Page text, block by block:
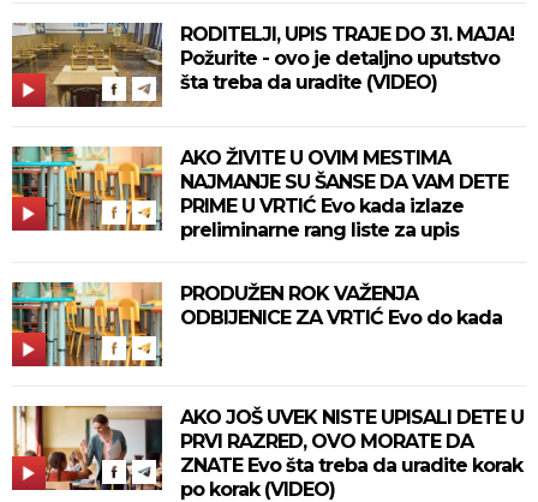
RODITELJI, UPIS TRAJE DO 31. MAJA!
Požurite - ovo je detaljno uputstvo
šta treba da uradite (VIDEO)
AKO ŽIVITE U OVIM MESTIMA
NAJMANJE SU ŠANSE DA VAM DETE
PRIME U VRTIĆ Evo kada izlaze
preliminarne rang liste za upis
PRODUŽEN ROK VAŽENJA
ODBIJENICE ZA VRTIĆ Evo do kada
AKO JOŠ UVEK NISTE UPISALI DETE U
PRVI RAZRED, OVO MORATE DA
ZNATE Evo šta treba da uradite korak
po korak (VIDEO)